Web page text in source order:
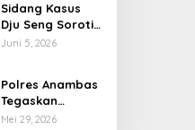
Kodim Seraya
Atas, Aktivitas
Pengisian BBM
Sidang Kasus
Dju Seng Soroti
Dugaan
Tanpa Izin,
Kerugian
Negara Disebut
Juni 5, 2026
Polres Anambas
Tegaskan
Prosedur
Mei 29, 2026